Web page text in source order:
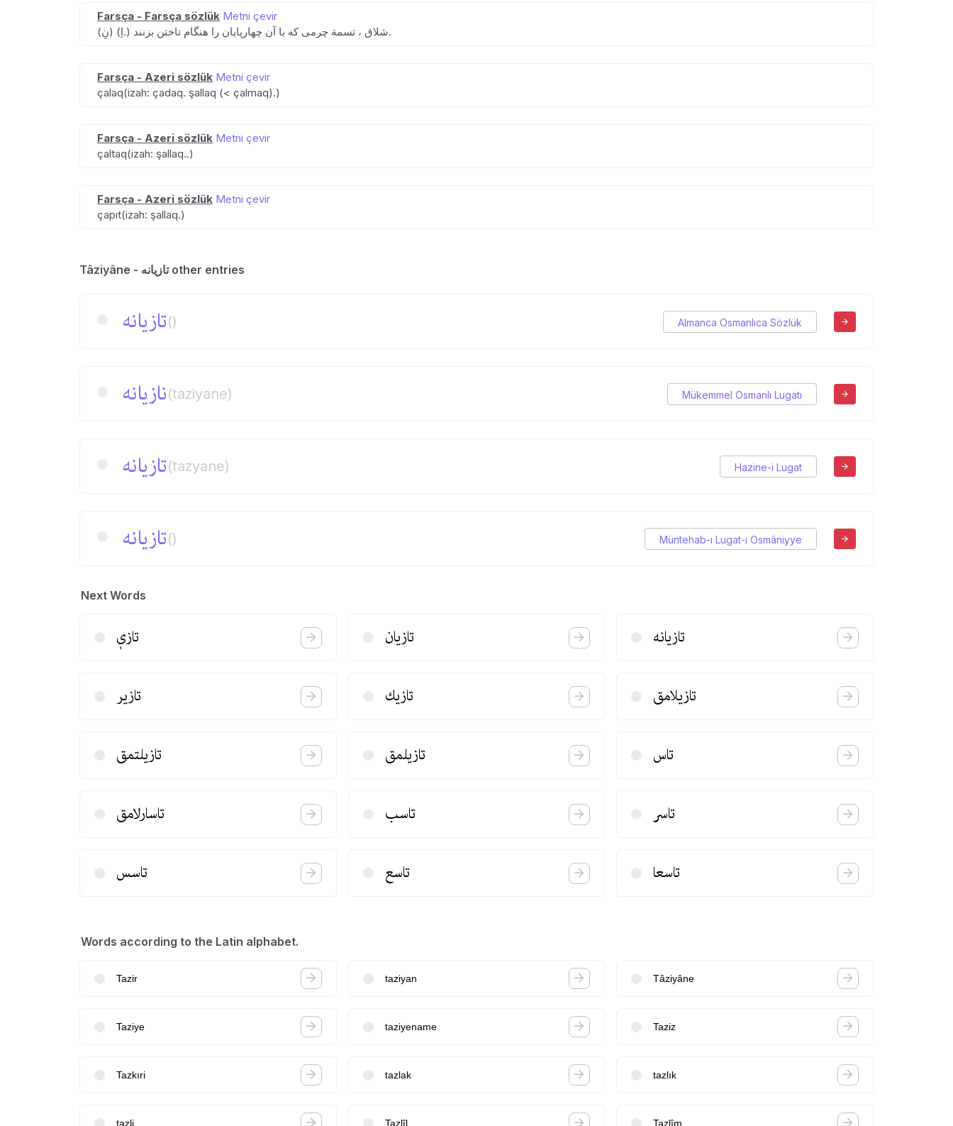
Farsça - Farsça sözlük Metni çevir
(نِ) (اِ.) شلاق ، تسمة چرمی که با آن چهارپایان را هنگام تاختن بزنند.
Farsça - Azeri sözlük Metni çevir
çalaq(izah: çadaq. şallaq (< çalmaq).)
Farsça - Azeri sözlük Metni çevir
çaltaq(izah: şallaq..)
Farsça - Azeri sözlük Metni çevir
çapıt(izah: şallaq.)
Tâziyâne - تازیانه other entries
تازیانه() Almanca Osmanlıca Sözlük
نازیانه(taziyane) Mükemmel Osmanlı Lugatı
تازیانه(tazyane) Hazine-i Lugat
تازیانه() Müntehab-ı Lugat-ı Osmâniyye
Next Words
تازیٖ تازیان تازیانه
تازیر تازیك تازیلامق
تازیلتمق تازیلمق تاس
تاسارلامق تاسب تاسر
تاسس تاسع تاسعا
Words according to the Latin alphabet.
Tazir taziyan Tâziyâne
Taziye taziyename Taziz
Tazkıri tazlak tazlık
tazli Tazlîl Tazlîm